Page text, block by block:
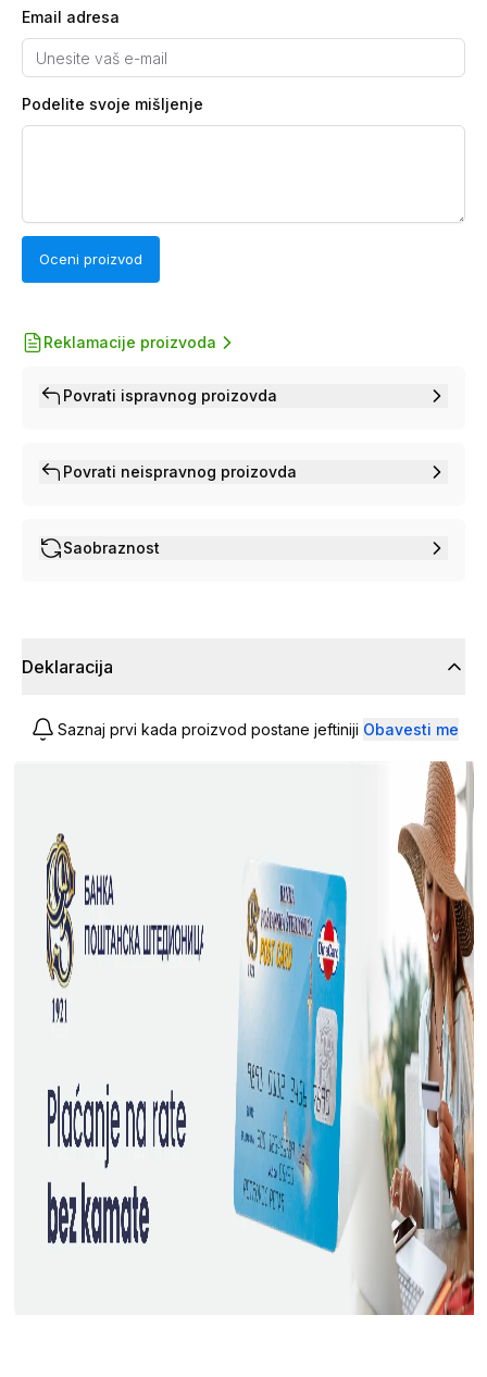
Email adresa
Podelite svoje mišljenje
Oceni proizvod
Reklamacije proizvoda
Povrati ispravnog proizovda
Povrati neispravnog proizovda
Saobraznost
Deklaracija
Saznaj prvi kada proizvod postane jeftiniji Obavesti me